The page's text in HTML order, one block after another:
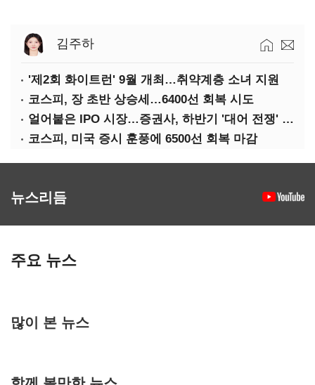
김주하
'제2회 화이트런' 9월 개최…취약계층 소녀 지원
코스피, 장 초반 상승세…6400선 회복 시도
얼어붙은 IPO 시장…증권사, 하반기 '대어 전쟁' 기대
코스피, 미국 증시 훈풍에 6500선 회복 마감
뉴스리듬
주요 뉴스
많이 본 뉴스